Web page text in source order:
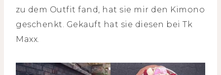
zu dem Outfit fand, hat sie mir den Kimono
geschenkt. Gekauft hat sie diesen bei Tk
Maxx.